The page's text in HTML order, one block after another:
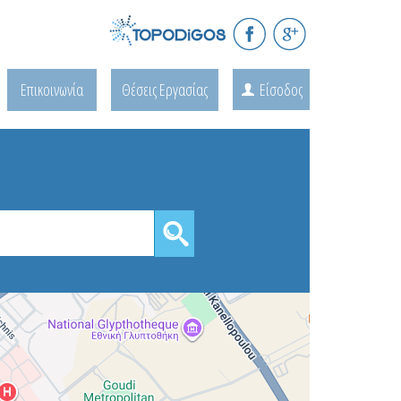
Επικοινωνία Θέσεις Εργασίας Είσοδος